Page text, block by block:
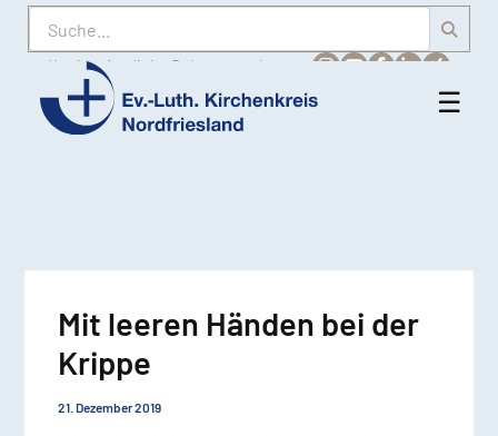
Suche
Karriere Amtliche Bekanntmachungen
Ev.-
☰
Mit leeren Händen bei der
Krippe
21. Dezember 2019